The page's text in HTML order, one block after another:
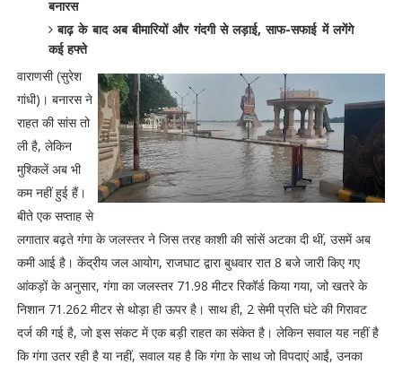
बनारस
बाढ़ के बाद अब बीमारियों और गंदगी से लड़ाई, साफ-सफाई में लगेंगे
कई हफ्ते
वाराणसी (सुरेश
गांधी)। बनारस ने
राहत की सांस तो
ली है, लेकिन
मुश्किलें अब भी
कम नहीं हुई हैं।
बीते एक सप्ताह से
लगातार बढ़ते गंगा के जलस्तर ने जिस तरह काशी की सांसें अटका दी थीं, उसमें अब
कमी आई है। केंद्रीय जल आयोग, राजघाट द्वारा बुधवार रात 8 बजे जारी किए गए
आंकड़ों के अनुसार, गंगा का जलस्तर 71.98 मीटर रिकॉर्ड किया गया, जो खतरे के
निशान 71.262 मीटर से थोड़ा ही ऊपर है। साथ ही, 2 सेमी प्रति घंटे की गिरावट
दर्ज की गई है, जो इस संकट में एक बड़ी राहत का संकेत है। लेकिन सवाल यह नहीं है
कि गंगा उतर रही है या नहीं, सवाल यह है कि गंगा के साथ जो विपदाएं आईं, उनका